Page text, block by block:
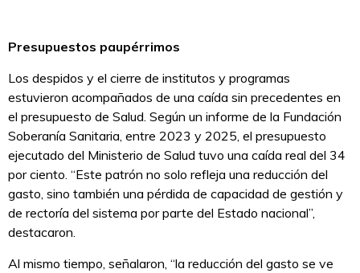
Presupuestos paupérrimos
Los despidos y el cierre de institutos y programas
estuvieron acompañados de una caída sin precedentes en
el presupuesto de Salud. Según un informe de la Fundación
Soberanía Sanitaria, entre 2023 y 2025, el presupuesto
ejecutado del Ministerio de Salud tuvo una caída real del 34
por ciento. “Este patrón no solo refleja una reducción del
gasto, sino también una pérdida de capacidad de gestión y
de rectoría del sistema por parte del Estado nacional”,
destacaron.
Al mismo tiempo, señalaron, “la reducción del gasto se ve